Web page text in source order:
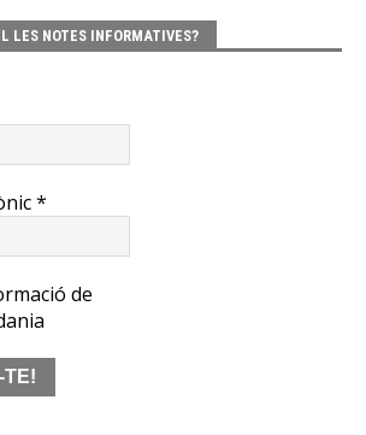
LES NOTES INFORMATIVES?
*
de